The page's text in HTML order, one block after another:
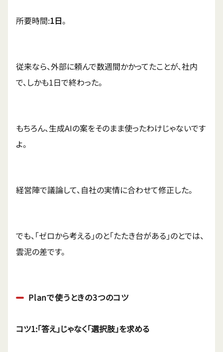
所要時間:1日。
従来なら、外部に頼んで数週間かかってたことが、社内
で、しかも1日で終わった。
もちろん、生成AIの案をそのまま使ったわけじゃないです
よ。
経営陣で議論して、自社の実情に合わせて修正した。
でも、「ゼロから考える」のと「たたき台がある」のとでは、
雲泥の差です。
Planで使うときの3つのコツ
コツ1:「答え」じゃなく「選択肢」を求める